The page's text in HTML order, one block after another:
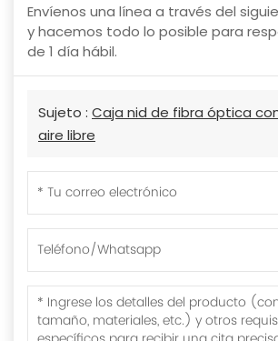
Envíenos una línea a través del
y hacemos todo lo posible para
de 1 día hábil.
Sujeto : Caja nid de fibra óptica
aire libre